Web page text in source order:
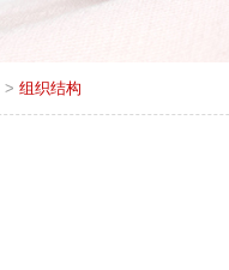
> 组织结构